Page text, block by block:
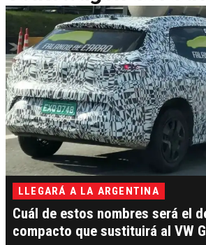
LLEGARÁ A LA ARGENTINA
Cuál de estos nombres será el
compacto que sustituirá al VW